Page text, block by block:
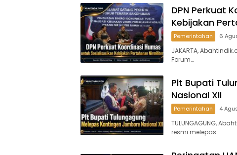
DPN Perkuat
Kebijakan
Pemerintahan 6
JAKARTA,
Forum…
Plt Bupati
Nasional XII
Pemerintahan 4
TULUNGAGUNG,
resmi melepas…